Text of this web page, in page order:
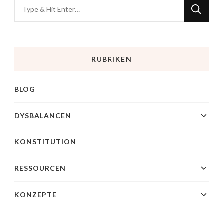
RUBRIKEN
BLOG
DYSBALANCEN
KONSTITUTION
RESSOURCEN
KONZEPTE